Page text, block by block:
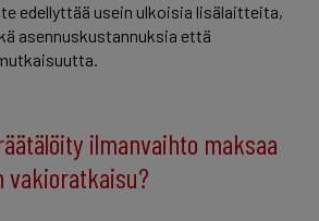
edellyttää usein ulkoisia lisälaitteita,
asennuskustannuksia että
ilmanvaihto maksaa
vakioratkaisu?